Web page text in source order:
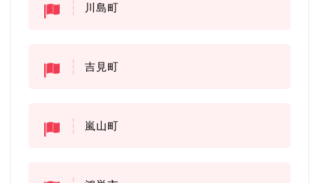
川島町
吉見町
嵐山町